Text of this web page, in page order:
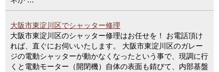
大阪市東淀川区でシャッター修理
大阪市東淀川区のシャッター修理はお任せを！ お電話頂け
れば、直ぐにお伺いいたします。 大阪市東淀川区のガレー
ジの電動シャッターが動かなくなったという事で、現調に行
くと電動モーター（開閉機）自体の表面も錆びて、内部基盤